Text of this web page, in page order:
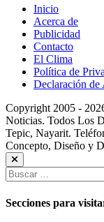
Inicio
Acerca de
Publicidad
Contacto
El Clima
Política de
Declaración de
Copyright 2005 -
Noticias. Todos Los
Tepic, Nayarit.
Concepto, Diseño y
Buscar:
Secciones para